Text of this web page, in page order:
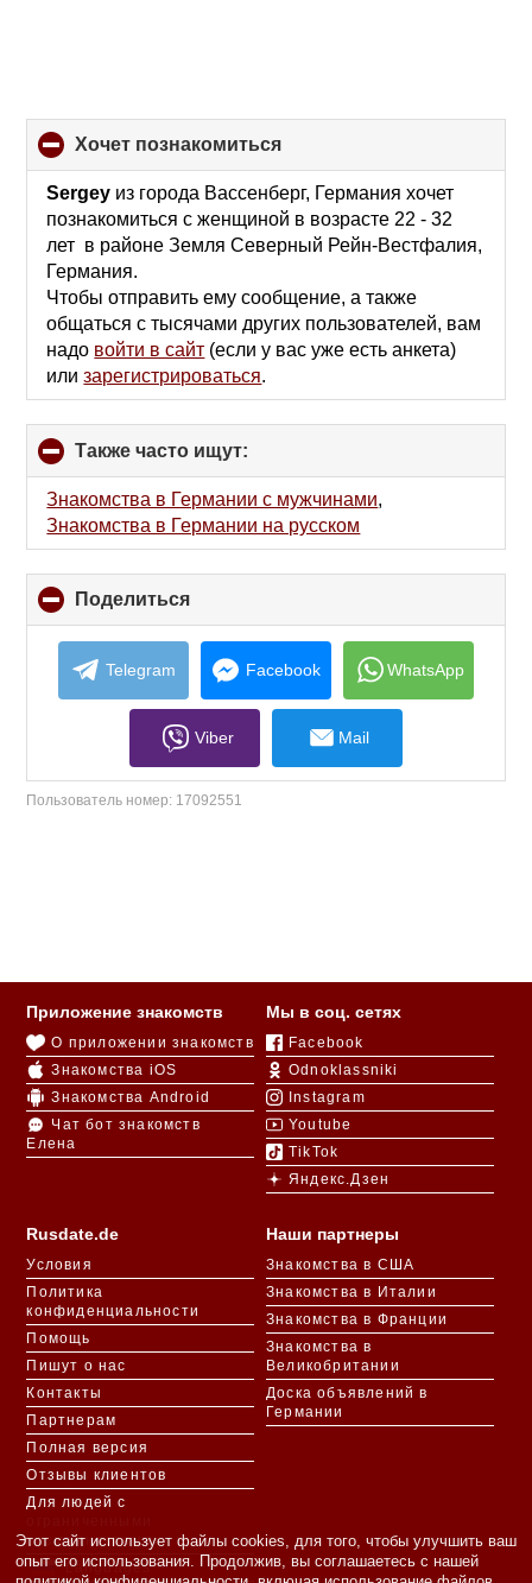
хочет познакомиться
to
collapse
contents
Sergey из города Вассенберг, Германия хочет
познакомиться с женщиной в возрасте 22 - 32
лет в районе Земля Северный Рейн-Вестфалия,
Германия.
Чтобы отправить ему сообщение, а также
общаться с тысячами других пользователей, вам
надо войти в сайт (если у вас уже есть анкета)
илизарегистрироваться.
Также часто ищут:
to
collapse
contents
Знакомства в Германии с мужчинами,
Знакомства в Германии на русском
Поделиться
to
collapse
contents
Telegram Facebook WhatsApp
Viber Mail
Пользователь номер: 17092551
Rusdate.de
Условия
Политика
конфиденциальности
Помощь
Пишут о нас
Контакты
Партнерам
Полная версия
Отзывы клиентов
Для людей с
возможностями
Languages
Приложение знакомств
О приложении знакомств
Знакомства iOS
Знакомства Android
Чат бот знакомств
Елена
Мы в соц. сетях
Facebook
Odnoklassniki
Instagram
Youtube
TikTok
Яндекс.Дзен
Наши партнеры
Знакомства в США
Знакомства в Италии
Знакомства в Франции
Знакомства в
Великобритании
Доска объявлений в
Германии
Этот сайт использует файлы cookies, для того, чтобы улучшить ваш
опыт его использования. Продолжив, вы соглашаетесь с нашей